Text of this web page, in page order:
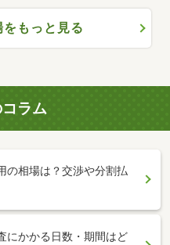
もっと見る
ラム
の相場は？交渉や分割払
にかかる日数・期間はど